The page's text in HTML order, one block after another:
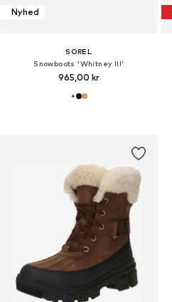
Nyhed
SOREL
Snowboots 'Whitney III'
965,00 kr